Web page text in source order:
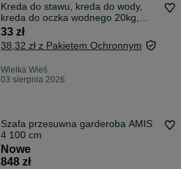
Kreda do stawu, kreda do wody,
kreda do oczka wodnego 20kg,
podnosi PH
33 zł
38,32 zł z Pakietem Ochronnym
Wielka Wieś
03 sierpnia 2026
Szafa przesuwna garderoba AMIS
4 100 cm
Nowe
848 zł